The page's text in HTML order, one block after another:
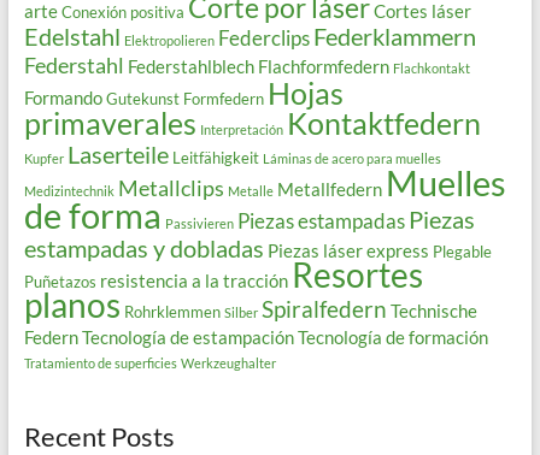
arte Conexión positiva Corte por láserCortes láser
Edelstahl Elektropolieren Federclips Federklammern
Federstahl Federstahlblech Flachformfedern Flachkontakt
Formando Gutekunst Formfedern Hojas
primaverales Interpretación Kontaktfedern
Kupfer Laserteile Leitfähigkeit Láminas de acero para muelles
Medizintechnik Metallclips Metalle Metallfedern Muelles
de forma Passivieren Piezas estampadas Piezas
estampadas y dobladas Piezas láser express Plegable
Puñetazos resistencia a la tracción Resortes
planos Rohrklemmen Silber Spiralfedern Technische
FedernTecnología de estampaciónTecnología de formación
Tratamiento de superficies Werkzeughalter
Recent Posts